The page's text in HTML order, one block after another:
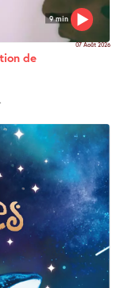
9 min
07 Août 2026
de